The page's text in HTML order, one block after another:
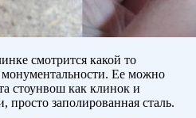
смотрится какой то
Ее можно
стоунвош как клинок и
просто заполированная сталь.